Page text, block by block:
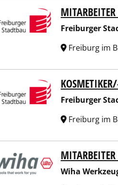
Freiburger Stadtbau GmbH (FSB)
Freiburger
Freiburg im
Freiburger Stadtbau GmbH (FSB)
Freiburger
Freiburg im
Wiha Werkzeuge GmbH
Wiha